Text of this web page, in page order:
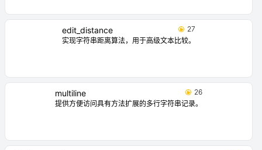
edit_distance
27
实现字符串距离算法，用于高级文本比较。
multiline
26
提供方便访问具有方法扩展的多行字符串记录。